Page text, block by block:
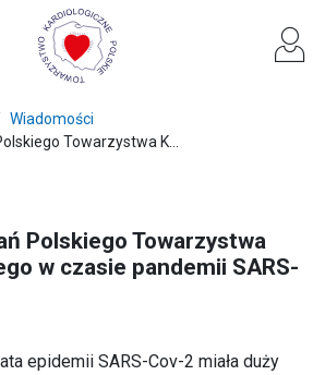
Wiadomości
Towarzystwa K...
Polskiego Towarzystwa
w czasie pandemii SARS-
epidemii SARS-Cov-2 miała duży